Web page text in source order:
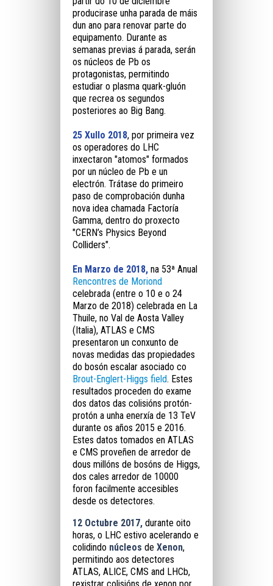
producirase unha parada de máis
dun ano para renovar parte do
equipamento. Durante as
semanas previas á parada, serán
os núcleos de Pb os
protagonistas, permitindo
estudiar o plasma quark-gluón
que recrea os segundos
posteriores ao Big Bang.
25 Xullo 2018, por primeira vez
os operadores do LHC
inxectaron "atomos" formados
por un núcleo de Pb e un
electrón. Trátase do primeiro
paso de comprobación dunha
nova idea chamada Factoría
Gamma, dentro do proxecto
"CERN’s Physics Beyond
Colliders".
En Marzo de 2018, na 53ª Anual
Rencontres de Moriond
celebrada (entre o 10 e o 24
Marzo de 2018) celebrada en La
Thuile, no Val de Aosta Valley
(Italia), ATLAS e CMS
presentaron un conxunto de
novas medidas das propiedades
do bosón escalar asociado co
Brout-Englert-Higgs field. Estes
resultados proceden do exame
dos datos das colisións protón-
protón a unha enerxía de 13 TeV
durante os años 2015 e 2016.
Estes datos tomados en ATLAS
e CMS proveñen de arredor de
dous millóns de bosóns de Higgs,
dos cales arredor de 10000
foron facilmente accesibles
desde os detectores.
12 Octubre 2017, durante oito
horas, o LHC estivo acelerando e
colidindo núcleos de Xenon,
permitindo aos detectores
ATLAS, ALICE, CMS and LHCb,